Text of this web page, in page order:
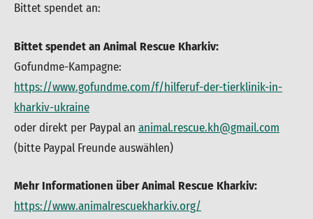
Bittet spendet an:
Bittet spendet an Animal Rescue Kharkiv:
Gofundme-Kampagne:
https://www.gofundme.com/f/hilferuf-der-tierklinik-in-
kharkiv-ukraine
oder direkt per Paypal an animal.rescue.kh@gmail.com
(bitte Paypal Freunde auswählen)
Mehr Informationen über Animal Rescue Kharkiv:
https://www.animalrescuekharkiv.org/